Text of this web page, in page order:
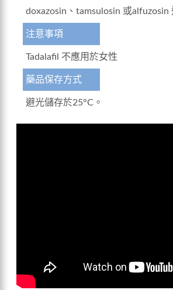
doxazosin、tamsulosin 或alfuzosin
注意事項
Tadalafil 不應用於女性
藥品保存方式
避光儲存於25°C。